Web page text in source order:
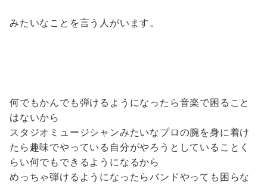
みたいなことを言う人がいます。
何でもかんでも弾けるようになったら音楽で困ること
はないから
スタジオミュージシャンみたいなプロの腕を身に着け
たら趣味でやっている自分がやろうとしていることく
らい何でもできるようになるから
めっちゃ弾けるようになったらバンドやっても困らな